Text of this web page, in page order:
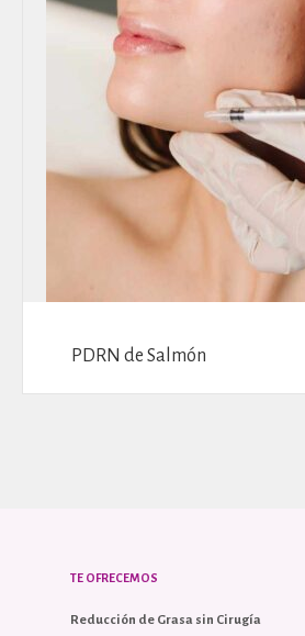
PDRN de Salmón
TE OFRECEMOS
Reducción de Grasa sin Cirugía